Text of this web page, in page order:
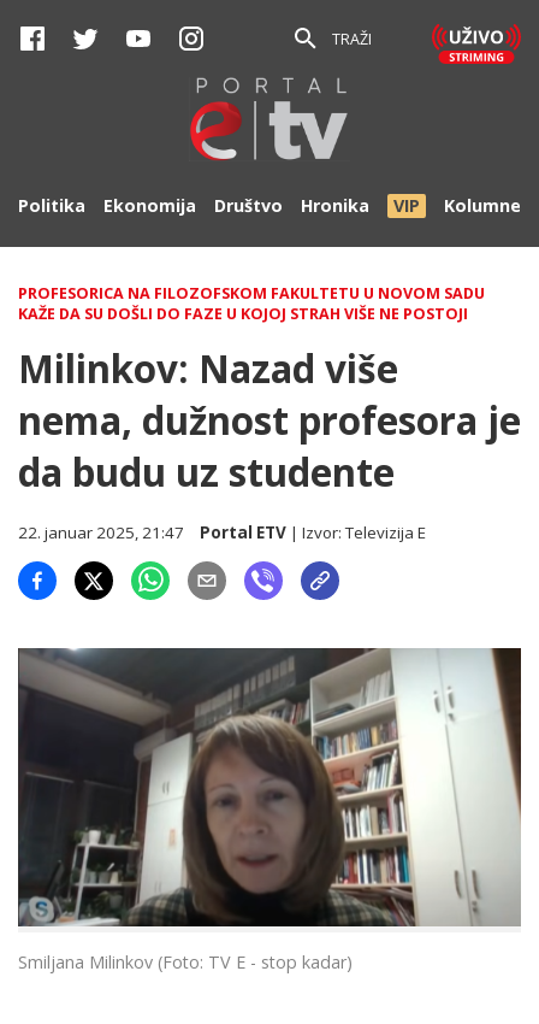
TRAŽI
Politika Ekonomija Društvo Hronika VIP Kolumne
PROFESORICA NA FILOZOFSKOM FAKULTETU U NOVOM SADU
KAŽE DA SU DOŠLI DO FAZE U KOJOJ STRAH VIŠE NE POSTOJI
Milinkov: Nazad više
nema, dužnost profesora je
da budu uz studente
22. januar 2025, 21:47 Portal ETV | Izvor:Televizija E
Smiljana Milinkov (Foto: TV E - stop kadar)